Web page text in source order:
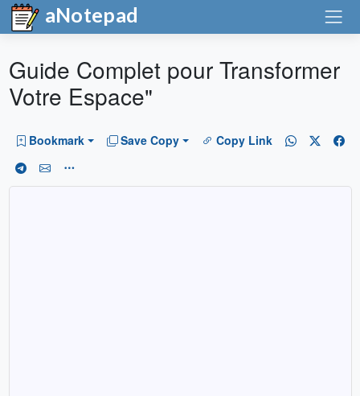
aNotepad
Guide Complet pour Transformer
Votre Espace"
Bookmark Save Copy Copy Link